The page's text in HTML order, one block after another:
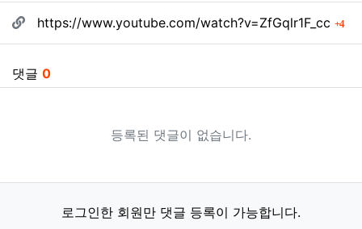
관련자료
https://www.youtube.com/watch?v=ZfGqlr1F_cc 4회
댓글 0
등록된 댓글이 없습니다.
로그인한 회원만 댓글 등록이 가능합니다.